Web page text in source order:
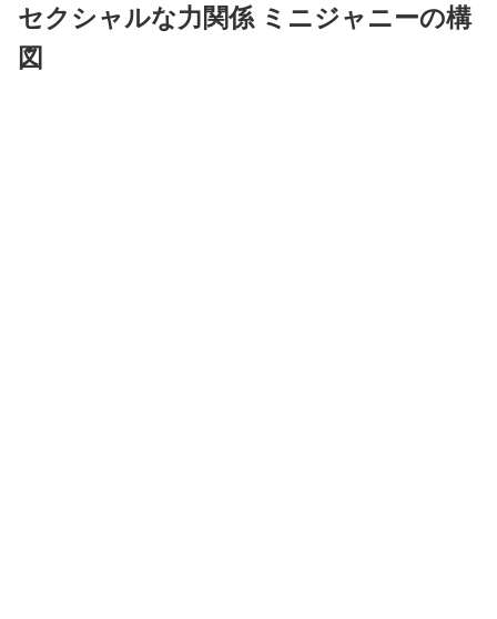
セクシャルな力関係 ミニジャニーの構
図